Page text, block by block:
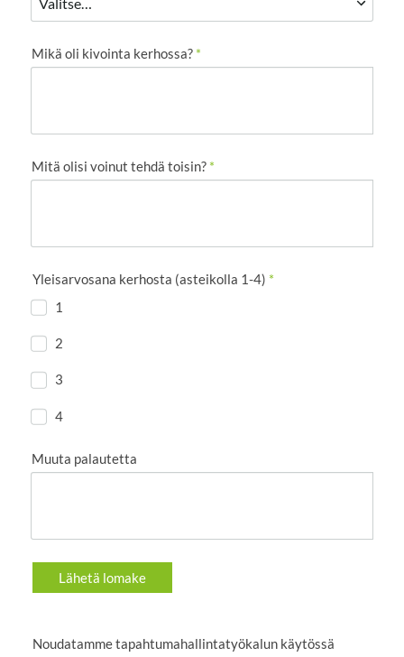
Mikä oli kivointa kerhossa? *
Mitä olisi voinut tehdä toisin? *
Yleisarvosana kerhosta (asteikolla 1-4) *
1
2
3
4
Muuta palautetta
Lähetä lomake
Noudatamme tapahtumahallintatyökalun käytössä